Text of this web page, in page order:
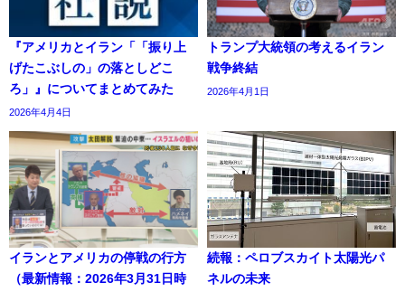
『アメリカとイラン「「振り上
げたこぶしの」の落としどこ
ろ」』についてまとめてみた
2026年4月4日
トランプ大統領の考えるイラン
戦争終結
2026年4月1日
イランとアメリカの停戦の行方
（最新情報：2026年3月31日時
続報：ペロブスカイト太陽光パ
ネルの未来